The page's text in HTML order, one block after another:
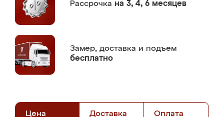
Рассрочка на 3, 4, 6 месяцев
Замер, доставка и подъем
бесплатно
Цена Доставка Оплата